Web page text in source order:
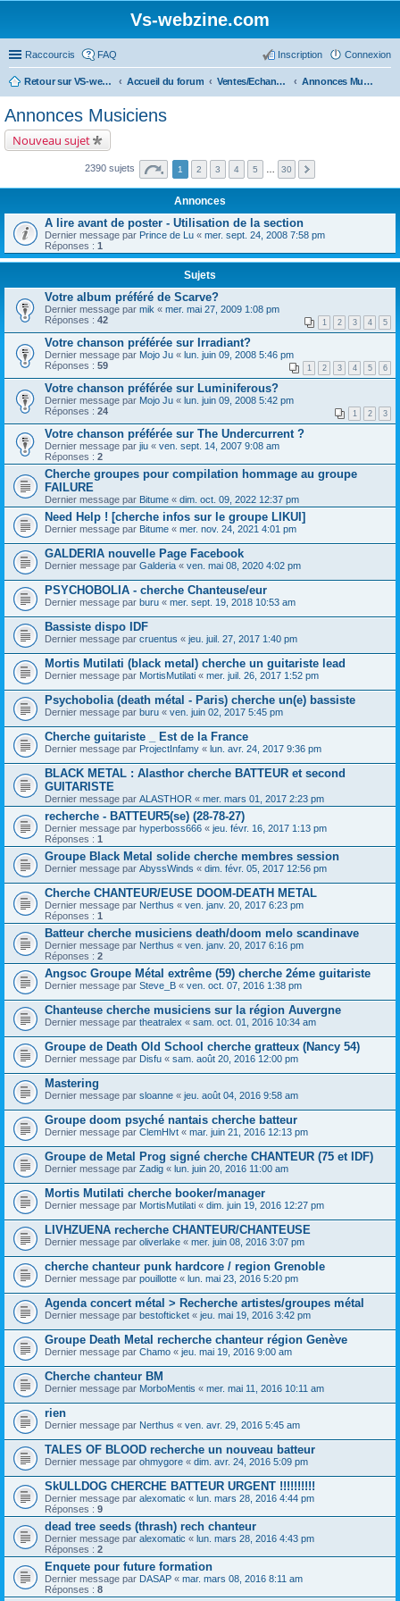
Vs-webzine.com
Raccourcis FAQ Connexion
Inscription
Retour sur VS-webzine Accueil du forum Ventes/Echanges/Achats/Recherche Annonces Musiciens
Annonces Musiciens
Nouveau sujet
2390 sujets 1 2 3 4 5 30
Annonces
A lire avant de poster - Utilisation de la section
Dernier message par Prince de Lu « mer. sept. 24, 2008 7:58 pm
Réponses : 1
Sujets
Votre album préféré de Scarve?
Dernier message par mik « mer. mai 27, 2009 1:08 pm
Réponses : 42 1 2 3 4 5
Votre chanson préférée sur Irradiant?
Dernier message par Mojo Ju « lun. juin 09, 2008 5:46 pm
Réponses : 59 1 2 3 4 5 6
Votre chanson préférée sur Luminiferous?
Dernier message par Mojo Ju « lun. juin 09, 2008 5:42 pm
Réponses : 24 1 2 3
Votre chanson préférée sur The Undercurrent ?
Dernier message par jiu « ven. sept. 14, 2007 9:08 am
Réponses : 2
Cherche groupes pour compilation hommage au groupe
FAILURE
Dernier message par Bitume « dim. oct. 09, 2022 12:37 pm
Need Help ! [cherche infos sur le groupe LIKUI]
Dernier message par Bitume « mer. nov. 24, 2021 4:01 pm
GALDERIA nouvelle Page Facebook
Dernier message par Galderia « ven. mai 08, 2020 4:02 pm
PSYCHOBOLIA - cherche Chanteuse/eur
Dernier message par buru « mer. sept. 19, 2018 10:53 am
Bassiste dispo IDF
Dernier message par cruentus « jeu. juil. 27, 2017 1:40 pm
Mortis Mutilati (black metal) cherche un guitariste lead
Dernier message par MortisMutilati « mer. juil. 26, 2017 1:52 pm
Psychobolia (death métal - Paris) cherche un(e) bassiste
Dernier message par buru « ven. juin 02, 2017 5:45 pm
Cherche guitariste _ Est de la France
Dernier message par ProjectInfamy « lun. avr. 24, 2017 9:36 pm
BLACK METAL : Alasthor cherche BATTEUR et second
GUITARISTE
Dernier message par ALASTHOR « mer. mars 01, 2017 2:23 pm
recherche - BATTEUR5(se) (28-78-27)
Dernier message par hyperboss666 « jeu. févr. 16, 2017 1:13 pm
Réponses : 1
Groupe Black Metal solide cherche membres session
Dernier message par AbyssWinds « dim. févr. 05, 2017 12:56 pm
Cherche CHANTEUR/EUSE DOOM-DEATH METAL
Dernier message par Nerthus « ven. janv. 20, 2017 6:23 pm
Réponses : 1
Batteur cherche musiciens death/doom melo scandinave
Dernier message par Nerthus « ven. janv. 20, 2017 6:16 pm
Réponses : 2
Angsoc Groupe Métal extrême (59) cherche 2éme guitariste
Dernier message par Steve_B « ven. oct. 07, 2016 1:38 pm
Chanteuse cherche musiciens sur la région Auvergne
Dernier message par theatralex « sam. oct. 01, 2016 10:34 am
Groupe de Death Old School cherche gratteux (Nancy 54)
Dernier message par Disfu « sam. août 20, 2016 12:00 pm
Mastering
Dernier message par sloanne « jeu. août 04, 2016 9:58 am
Groupe doom psyché nantais cherche batteur
Dernier message par ClemHlvt « mar. juin 21, 2016 12:13 pm
Groupe de Metal Prog signé cherche CHANTEUR (75 et IDF)
Dernier message par Zadig « lun. juin 20, 2016 11:00 am
Mortis Mutilati cherche booker/manager
Dernier message par MortisMutilati « dim. juin 19, 2016 12:27 pm
LIVHZUENA recherche CHANTEUR/CHANTEUSE
Dernier message par oliverlake « mer. juin 08, 2016 3:07 pm
cherche chanteur punk hardcore / region Grenoble
Dernier message par pouillotte « lun. mai 23, 2016 5:20 pm
Agenda concert métal > Recherche artistes/groupes métal
Dernier message par bestofticket « jeu. mai 19, 2016 3:42 pm
Groupe Death Metal recherche chanteur région Genève
Dernier message par Chamo « jeu. mai 19, 2016 9:00 am
Cherche chanteur BM
Dernier message par MorboMentis « mer. mai 11, 2016 10:11 am
rien
Dernier message par Nerthus « ven. avr. 29, 2016 5:45 am
TALES OF BLOOD recherche un nouveau batteur
Dernier message par ohmygore « dim. avr. 24, 2016 5:09 pm
SkULLDOG CHERCHE BATTEUR URGENT !!!!!!!!!!
Dernier message par alexomatic « lun. mars 28, 2016 4:44 pm
Réponses : 9
dead tree seeds (thrash) rech chanteur
Dernier message par alexomatic « lun. mars 28, 2016 4:43 pm
Réponses : 2
Enquete pour future formation
Dernier message par DASAP « mar. mars 08, 2016 8:11 am
Réponses : 8